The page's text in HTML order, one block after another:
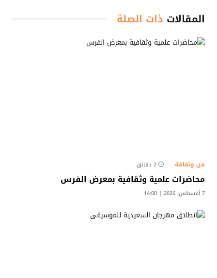
المقالات ذات الصلة
فن وثقافة 2 دقائق
محاضرات علمية وثقافية بمعرض الفرس
7 أغسطس، 2026 | 14:00